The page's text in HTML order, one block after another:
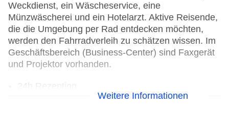
Weckdienst, ein Wäscheservice, eine
Münzwäscherei und ein Hotelarzt. Aktive Reisende,
die die Umgebung per Rad entdecken möchten,
werden den Fahrradverleih zu schätzen wissen. Im
Geschäftsbereich (Business-Center) sind Faxgerät
und Projektor vorhanden.
Weitere Informationen